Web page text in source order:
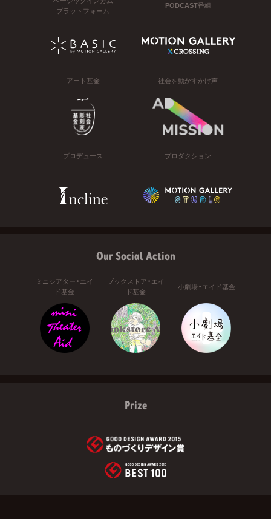
プラットフォーム
PODCAST番組
アート基金 社会を動かすかけ声
プロデュース プロダクション
Our Social Action
ミニシアター・エイ
ド基金
ブックストア・エイ
ド基金
小劇場・エイド基金
Prize